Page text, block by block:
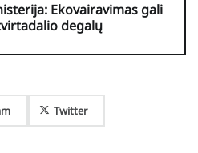
Ekovairavimas gali
degalų
Twitter